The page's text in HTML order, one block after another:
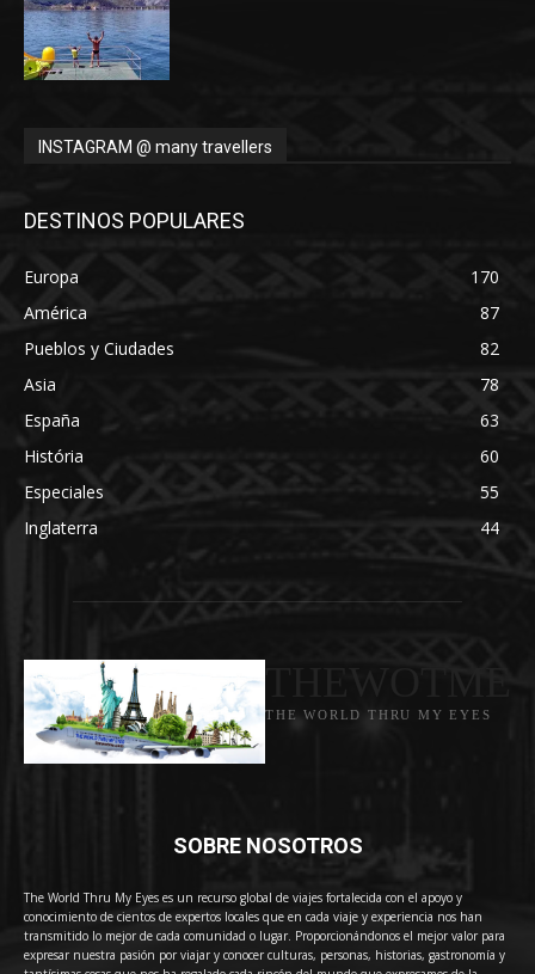
INSTAGRAM @ many travellers
DESTINOS POPULARES
Europa
170
América
87
Pueblos y Ciudades
82
Asia
78
España
63
História
60
Especiales
55
Inglaterra
44
THE WORLD THRU MY EYES
SOBRE NOSOTROS
The World Thru My Eyes es un recurso global de viajes fortalecida con el apoyo y
conocimiento de cientos de expertos locales que en cada viaje y experiencia nos han
transmitido lo mejor de cada comunidad o lugar. Proporcionándonos el mejor valor para
expresar nuestra pasión por viajar y conocer culturas, personas, historias, gastronomía y